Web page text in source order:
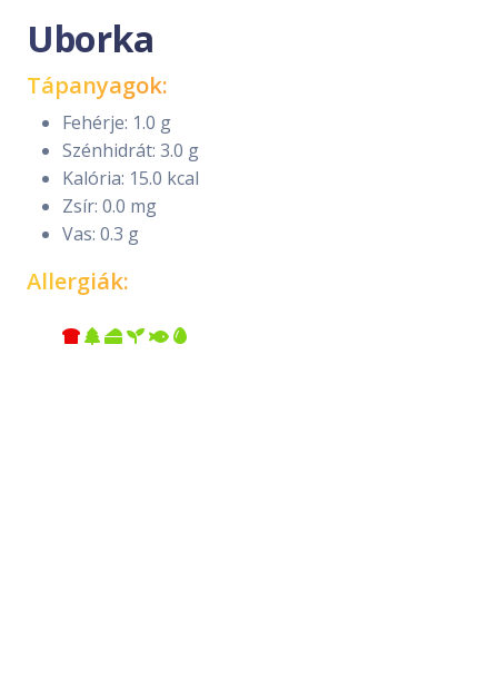
Uborka
Tápanyagok:
Fehérje: 1.0 g
Szénhidrát: 3.0 g
Kalória: 15.0 kcal
Zsír: 0.0 mg
Vas: 0.3 g
Allergiák: